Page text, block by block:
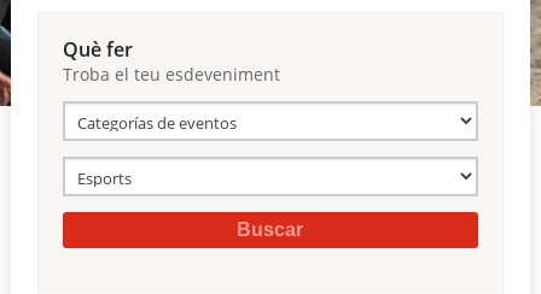
Reserves
Què fer
Troba el teu esdeveniment